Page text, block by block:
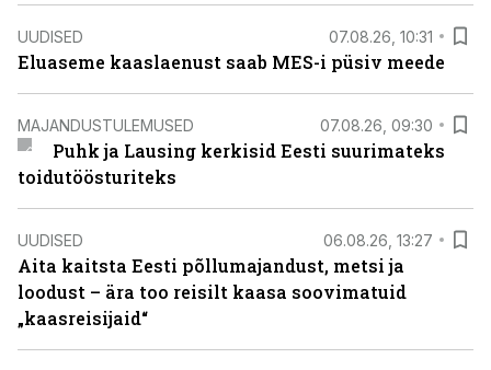
UUDISED 07.08.26, 10:31
Eluaseme kaaslaenust saab MES-i püsiv meede
MAJANDUSTULEMUSED 07.08.26, 09:30
Puhk ja Lausing kerkisid Eesti suurimateks
toidutöösturiteks
UUDISED 06.08.26, 13:27
Aita kaitsta Eesti põllumajandust, metsi ja
loodust – ära too reisilt kaasa soovimatuid
„kaasreisijaid“